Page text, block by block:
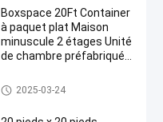
Boxspace 20Ft Container
à paquet plat Maison
minuscule 2 étages Unité
de chambre préfabriquée
Maison détachable de contene
ur
2025-03-24